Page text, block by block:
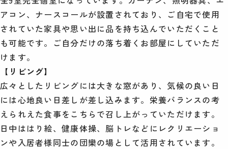
アコン、ナースコールが設置されており、ご自宅で使用
されていた家具や思い出に品を持ち込んでいただくこと
も可能です。ご自分だけの落ち着くお部屋にしていただ
けます。
【リビング】
広々としたリビングには大きな窓があり、気候の良い日
には心地良い日差しが差し込みます。栄養バランスの考
えられえた食事をこちらで召し上がっていただけます。
日中ははり絵、健康体操、脳トレなどにレクリエーショ
ンや入居者様同士の団欒の場として活用されています。